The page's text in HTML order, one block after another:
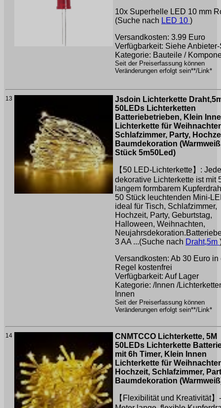
10x Superhelle LED 10 mm
(Suche nach LED 10 )
Versandkosten: 3.99 Euro
Verfügbarkeit: Siehe
Kategorie: Bauteile /
Seit der Preiserfassung können
Veränderungen erfolgt sein**/Link*
13
Jsdoin Lichterkette
50LEDs Lichterketten
Batteriebetrieben, Klein
Lichterkette für
Schlafzimmer, Party,
Baumdekoration
Stück 5m50Led)
【50 LED-Lichterkette】: Jede
dekorative Lichterkette ist mit
langem formbarem
50 Stück leuchtenden Mini-
ideal für Tisch, Schlafzimmer,
Hochzeit, Party, Geburtstag,
Halloween, Weihnachten,
3 AA ...(Suche nach Draht,5m
Versandkosten: Ab 30 Euro in
Regel kostenfrei
Verfügbarkeit: Auf Lager
Kategorie: /Innen /
Innen
Seit der Preiserfassung können
Veränderungen erfolgt sein**/Link*
14
CNMTCCO Lichterkette, 5M
50LEDs Lichterkette
mit 6h Timer, Klein Innen
Lichterkette für
Hochzeit, Schlafzimmer,
Baumdekoration
【Flexibilität und Kreativität